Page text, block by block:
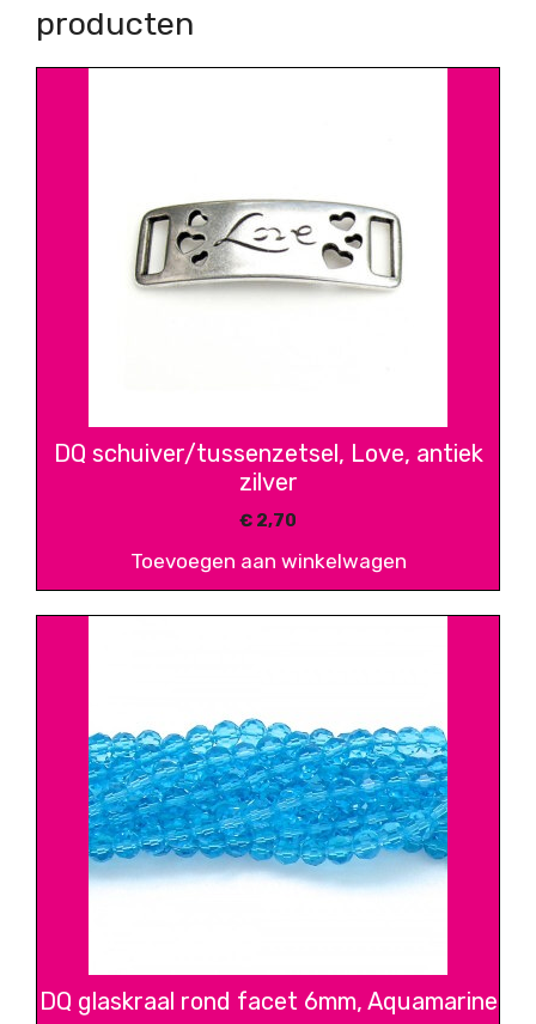
producten
DQ schuiver/tussenzetsel, Love, antiek
zilver
€ 2,70
Toevoegen aan winkelwagen
DQ glaskraal rond facet 6mm, Aquamarine